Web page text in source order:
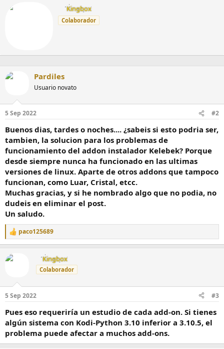
c
r
i
n
y
Kingbox
Colaborador
Pardiles
Usuario novato
5 Sep 2022 #2
Buenos dias, tardes o noches.... ¿sabeis si esto podria ser,
tambien, la solucion para los problemas de
funcionamiento del addon instalador Kelebek? Porque
desde siempre nunca ha funcionado en las ultimas
versiones de linux. Aparte de otros addons que tampoco
funcionan, como Luar, Cristal, etcc.
Muchas gracias, y si he nombrado algo que no podia, no
dudeis en eliminar el post.
Un saludo.
R
e
c
e
:
paco125689
Kingbox
Colaborador
5 Sep 2022 #3
Pues eso requeriría un estudio de cada add-on. Si tienes
algún sistema con Kodi-Python 3.10 inferior a 3.10.5, el
problema puede afectar a muchos add-ons.